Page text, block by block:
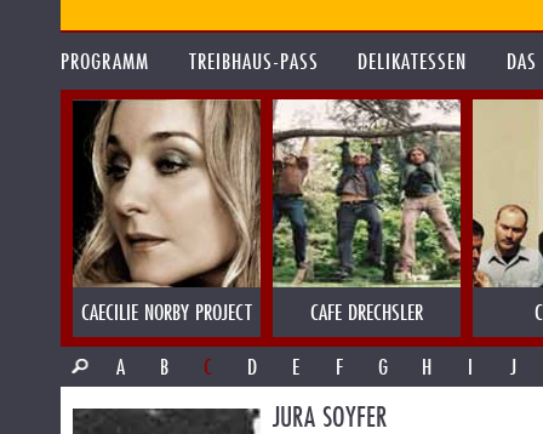
PROGRAMM TREIBHAUS-PASS DELIKATESSEN
CAECILIE NORBY PROJECT CAFE DRECHSLER
A
B C D E F G H I J
JURA SOYFER